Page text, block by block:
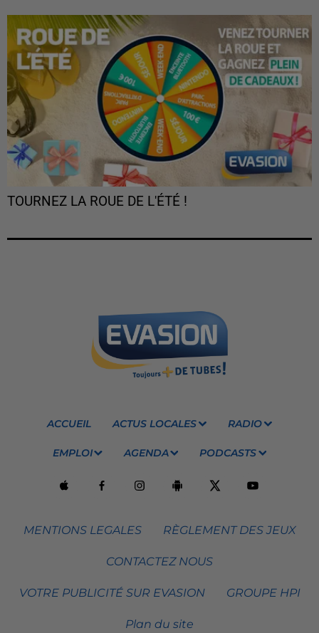
TOURNEZ LA ROUE DE L'ÉTÉ !
ACCUEIL ACTUS LOCALES RADIO
EMPLOI AGENDA PODCASTS
MENTIONS LEGALES RÈGLEMENT DES JEUX
CONTACTEZ NOUS
VOTRE PUBLICITÉ SUR EVASION GROUPE HPI
Plan du site